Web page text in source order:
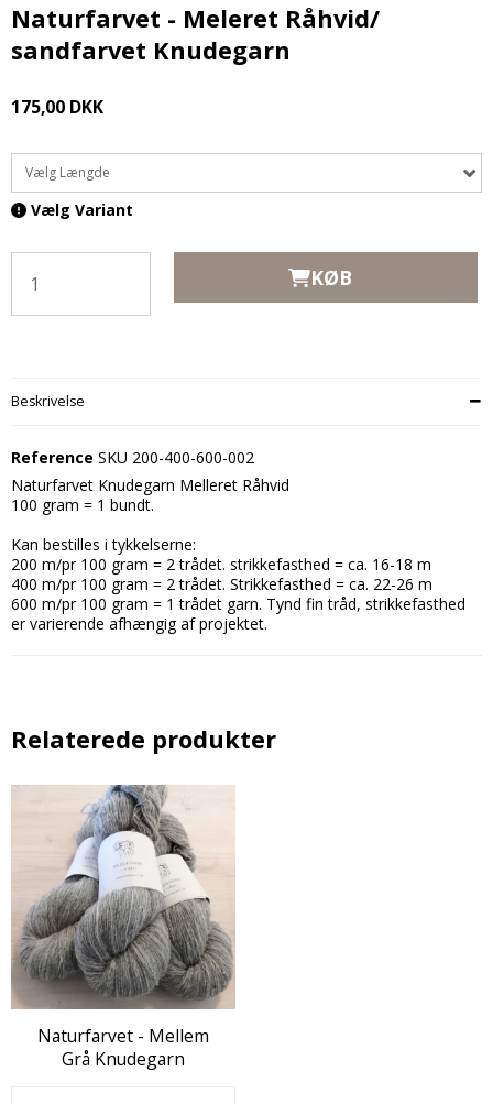
Naturfarvet - Meleret Råhvid/
sandfarvet Knudegarn
175,00 DKK
Vælg Længde
Vælg Variant
KØB
Beskrivelse
Reference SKU 200-400-600-002
Naturfarvet Knudegarn Melleret Råhvid
100 gram = 1 bundt.
Kan bestilles i tykkelserne:
200 m/pr 100 gram = 2 trådet. strikkefasthed = ca. 16-18 m
400 m/pr 100 gram = 2 trådet. Strikkefasthed = ca. 22-26 m
600 m/pr 100 gram = 1 trådet garn. Tynd fin tråd, strikkefasthed
er varierende afhængig af projektet.
Relaterede produkter
Naturfarvet - Mellem
Grå Knudegarn